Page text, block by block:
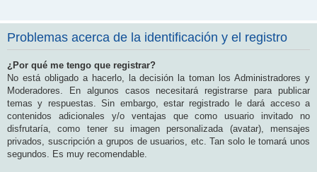
Problemas acerca de la identificación y el registro
¿Por qué me tengo que registrar?
No está obligado a hacerlo, la decisión la toman los Administradores y
Moderadores. En algunos casos necesitará registrarse para publicar
temas y respuestas. Sin embargo, estar registrado le dará acceso a
contenidos adicionales y/o ventajas que como usuario invitado no
disfrutaría, como tener su imagen personalizada (avatar), mensajes
privados, suscripción a grupos de usuarios, etc. Tan solo le tomará unos
segundos. Es muy recomendable.